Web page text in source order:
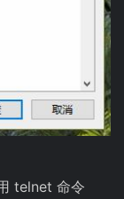
telnet 命令